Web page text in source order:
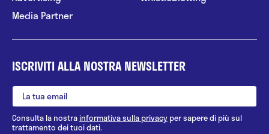
Media Partner
ISCRIVITI ALLA NOSTRA NEWSLETTER
Consulta la nostrainformativa sulla privacy per sapere di più sul
trattamento dei tuoi dati.